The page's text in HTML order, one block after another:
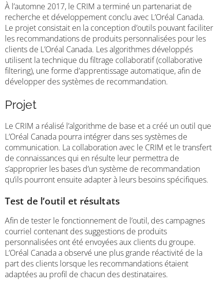
À l’automne 2017, le CRIM a terminé un partenariat de
recherche et développement conclu avec L’Oréal Canada.
Le projet consistait en la conception d’outils pouvant faciliter
les recommandations de produits personnalisées pour les
clients de L’Oréal Canada. Les algorithmes développés
utilisent la technique du filtrage collaboratif (collaborative
filtering), une forme d’apprentissage automatique, afin de
développer des systèmes de recommandation.
Projet
Le CRIM a réalisé l’algorithme de base et a créé un outil que
L’Oréal Canada pourra intégrer dans ses systèmes de
communication. La collaboration avec le CRIM et le transfert
de connaissances qui en résulte leur permettra de
s’approprier les bases d’un système de recommandation
qu’ils pourront ensuite adapter à leurs besoins spécifiques.
Test de l’outil et résultats
Afin de tester le fonctionnement de l’outil, des campagnes
courriel contenant des suggestions de produits
personnalisées ont été envoyées aux clients du groupe.
L’Oréal Canada a observé une plus grande réactivité de la
part des clients lorsque les recommandations étaient
adaptées au profil de chacun des destinataires.